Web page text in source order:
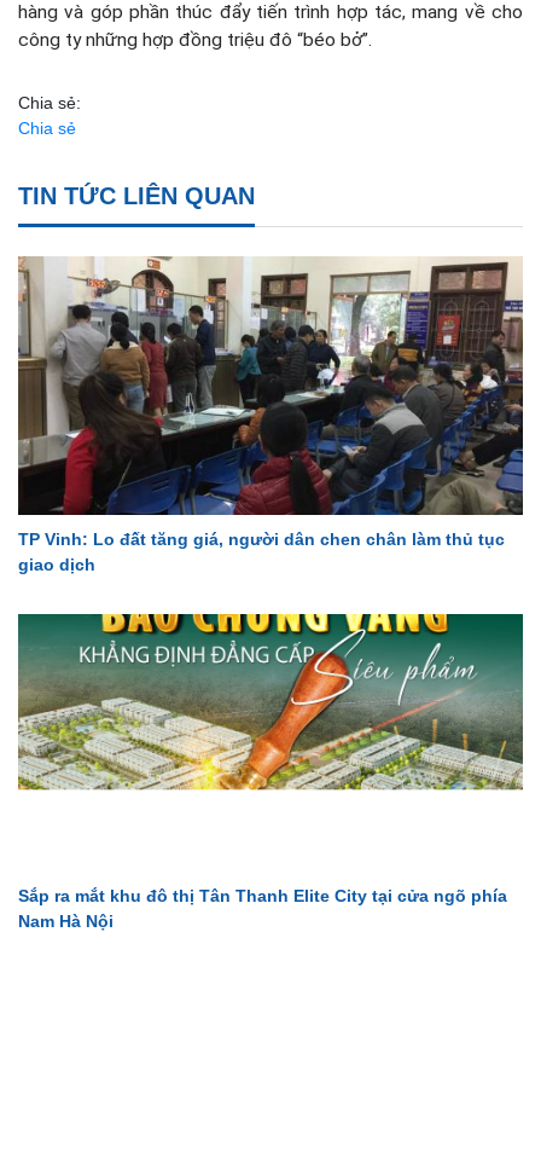
hàng và góp phần thúc đẩy tiến trình hợp tác, mang về cho
công ty những hợp đồng triệu đô “béo bở”.
Chia sẻ:
Chia sẻ
TIN TỨC LIÊN QUAN
TP Vinh: Lo đất tăng giá, người dân chen chân làm thủ tục
giao dịch
Sắp ra mắt khu đô thị Tân Thanh Elite City tại cửa ngõ phía
Nam Hà Nội